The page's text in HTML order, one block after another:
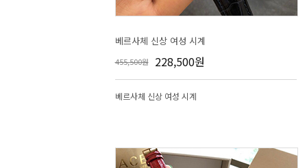
베르사체 신상 여성 시계
455,500원 228,500원
베르사체 신상 여성 시계